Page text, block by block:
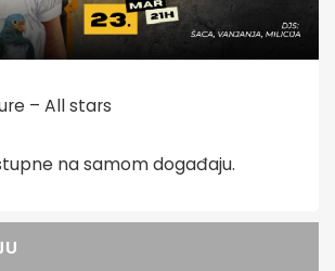
– All stars
na samom događaju.